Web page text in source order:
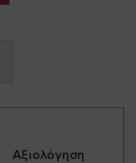
Αξιολόγηση